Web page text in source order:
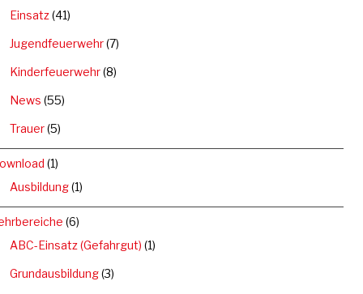
Einsatz(41)
Jugendfeuerwehr(7)
Kinderfeuerwehr(8)
News (55)
Trauer(5)
(1)
Ausbildung(1)
(6)
ABC-Einsatz (Gefahrgut) (1)
Grundausbildung(3)